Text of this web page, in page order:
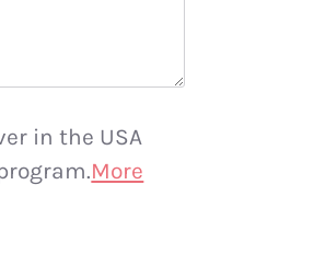
in the USA
More